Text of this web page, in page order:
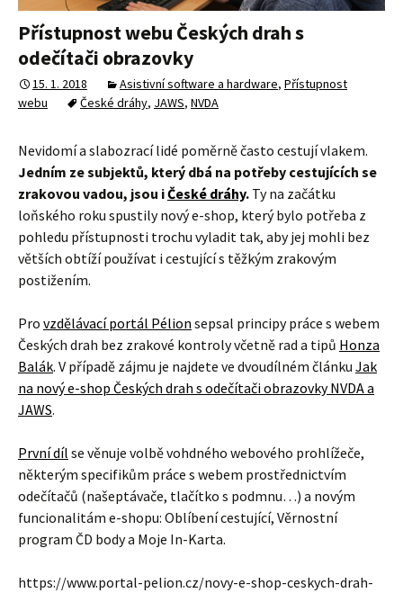
Přístupnost webu Českých drah s
odečítači obrazovky
15. 1. 2018 Asistivní software a hardware, Přístupnost
webu
České dráhy, JAWS, NVDA
Nevidomí a slabozrací lidé poměrně často cestují vlakem.
Jedním ze subjektů, který dbá na potřeby cestujících se
zrakovou vadou, jsou iČeské dráhy. Ty na začátku
loňského roku spustily nový e-shop, který bylo potřeba z
pohledu přístupnosti trochu vyladit tak, aby jej mohli bez
větších obtíží používat i cestující s těžkým zrakovým
postižením.
Pro vzdělávací portál Pélion sepsal principy práce s webem
Českých drah bez zrakové kontroly včetně rad a tipů Honza
Balák. V případě zájmu je najdete ve dvoudílném článku Jak
na nový e-shop Českých drah s odečítači obrazovky NVDA a
JAWS.
První díl se věnuje volbě vohdného webového prohlížeče,
některým specifikům práce s webem prostřednictvím
odečítačů (našeptávače, tlačítko s podmnu…) a novým
funcionalitám e-shopu: Oblíbení cestující, Věrnostní
program ČD body a Moje In-Karta.
https://www.portal-pelion.cz/novy-e-shop-ceskych-drah-